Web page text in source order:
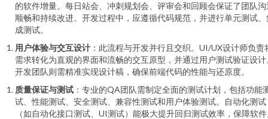
的软件增量。每日站会、冲刺规划会、评审会和回顾会保证了团队沟
顺畅和持续改进。开发过程中，应遵循代码规范，并进行单元测试、
成测试。
用户体验与交互设计 ：此流程与开发并行且交织。UI/UX设计师负责
需求转化为直观的界面和流畅的交互原型，并通过用户测试验证设计
开发团队则需精准实现设计稿，确保前端代码的性能与还原度。
质量保证与测试 ：专业的QA团队需制定全面的测试计划，包括功能
试、性能测试、安全测试、兼容性测试和用户体验测试。自动化测试
（如自动化接口测试、UI测试）能极大提升回归测试效率，保障软